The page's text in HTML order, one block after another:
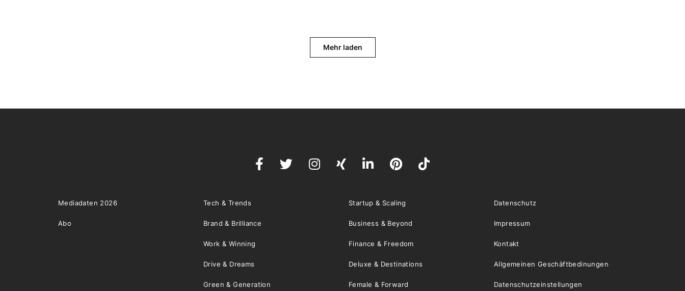
Mehr laden
Mediadaten 2026
Abo
Tech & Trends Startup & Scaling
Brand & Brilliance Business & Beyond
Work & Winning Finance & Freedom
Drive & Dreams Deluxe & Destinations
Green & Generation Female & Forward
Datenschutz
Impressum
Kontakt
Allgemeinen Geschäftbedinungen
Datenschutzeinstellungen